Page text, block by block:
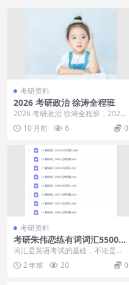
考研资料
2026 考研政治 徐涛全程班
2026 考研政治 徐涛全程班，2026
考研政治 徐涛全程班目录：00.讲义
0... 10 月前 6 0
考研资料
考研朱伟恋练有词词汇5500基
础词汇1（全20集）
词汇是英语考试的基础，不论是考
研英语，还是四六级，没有一定的
词汇量，阅读、写作、...
2 年前 20 0